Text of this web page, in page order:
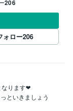
206
ォロー206
なります❤︎
といきましょう